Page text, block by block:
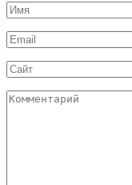
Имя
*
Email
*
Сайт
Комментарий